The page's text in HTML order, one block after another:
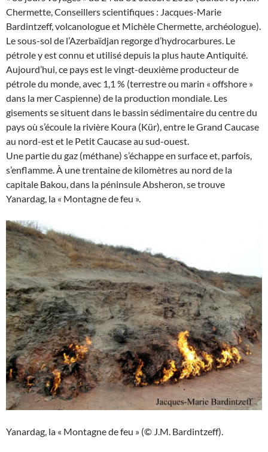
Chermette, Conseillers scientifiques : Jacques-Marie
Bardintzeff, volcanologue et Michèle Chermette, archéologue).
Le sous-sol de l’Azerbaïdjan regorge d’hydrocarbures. Le
pétrole y est connu et utilisé depuis la plus haute Antiquité.
Aujourd’hui, ce pays est le vingt-deuxième producteur de
pétrole du monde, avec 1,1 % (terrestre ou marin « offshore »
dans la mer Caspienne) de la production mondiale. Les
gisements se situent dans le bassin sédimentaire du centre du
pays où s’écoule la rivière Koura (Kür), entre le Grand Caucase
au nord-est et le Petit Caucase au sud-ouest.
Une partie du gaz (méthane) s’échappe en surface et, parfois,
s’enflamme. À une trentaine de kilomètres au nord de la
capitale Bakou, dans la péninsule Absheron, se trouve
Yanardag, la « Montagne de feu ».
Yanardag, la « Montagne de feu » (© J.M. Bardintzeff).